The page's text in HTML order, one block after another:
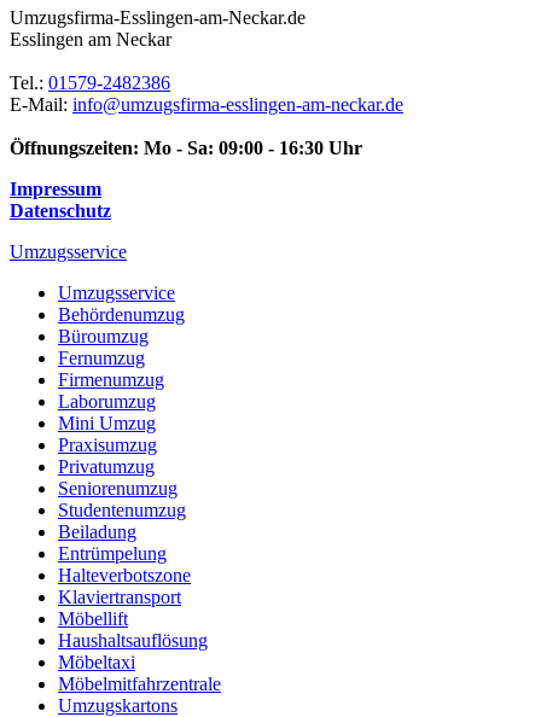
Umzugsfirma-Esslingen-am-Neckar.de
Esslingen am Neckar
Tel.: 01579-2482386
E-Mail: info@umzugsfirma-esslingen-am-neckar.de
Öffnungszeiten: Mo - Sa: 09:00 - 16:30 Uhr
Impressum
Datenschutz
Umzugsservice
Umzugsservice
Behördenumzug
Büroumzug
Fernumzug
Firmenumzug
Laborumzug
Mini Umzug
Praxisumzug
Privatumzug
Seniorenumzug
Studentenumzug
Beiladung
Entrümpelung
Halteverbotszone
Klaviertransport
Möbellift
Haushaltsauflösung
Möbeltaxi
Möbelmitfahrzentrale
Umzugskartons